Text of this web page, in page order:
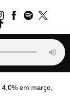
em março,